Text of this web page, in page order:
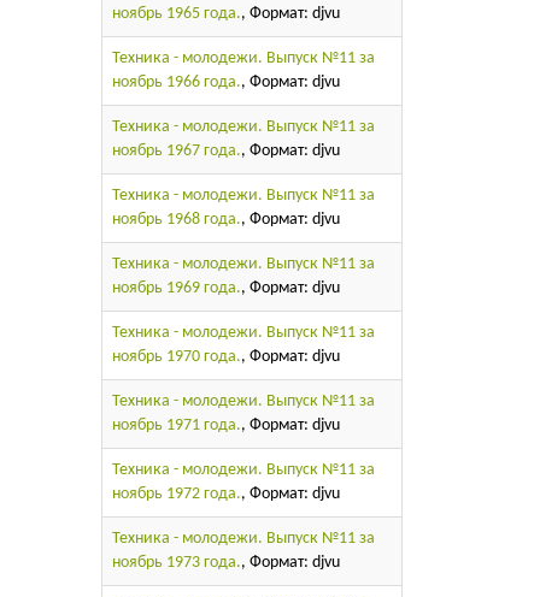
ноябрь 1965 года., Формат: djvu
Техника - молодежи. Выпуск №11 за
ноябрь 1966 года., Формат: djvu
Техника - молодежи. Выпуск №11 за
ноябрь 1967 года., Формат: djvu
Техника - молодежи. Выпуск №11 за
ноябрь 1968 года., Формат: djvu
Техника - молодежи. Выпуск №11 за
ноябрь 1969 года., Формат: djvu
Техника - молодежи. Выпуск №11 за
ноябрь 1970 года., Формат: djvu
Техника - молодежи. Выпуск №11 за
ноябрь 1971 года., Формат: djvu
Техника - молодежи. Выпуск №11 за
ноябрь 1972 года., Формат: djvu
Техника - молодежи. Выпуск №11 за
ноябрь 1973 года., Формат: djvu